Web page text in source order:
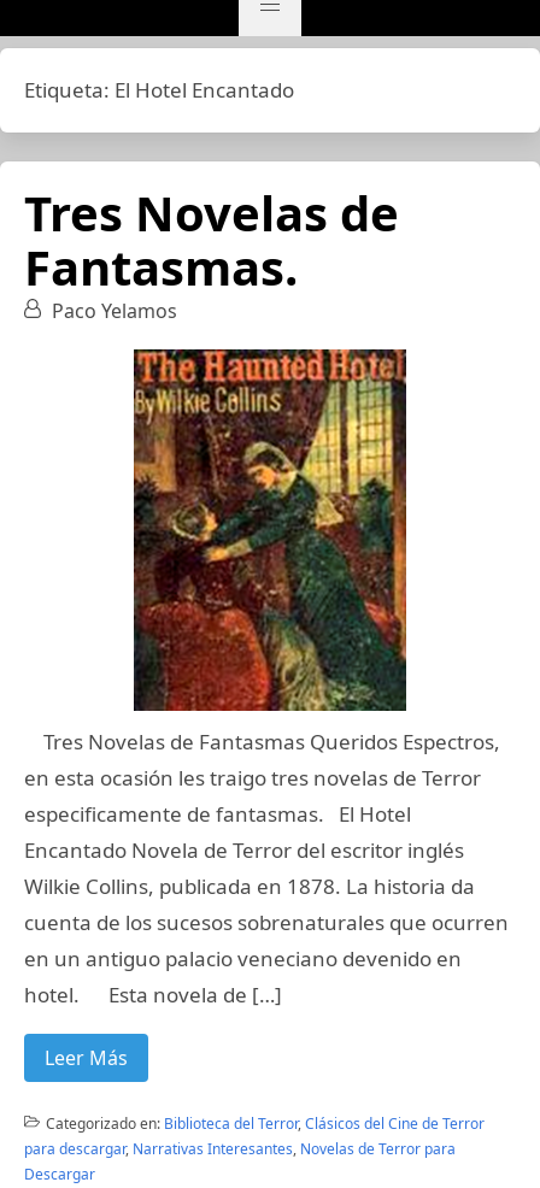
Etiqueta: El Hotel Encantado
Tres Novelas de
Fantasmas.
Paco Yelamos
Tres Novelas de Fantasmas Queridos Espectros,
en esta ocasión les traigo tres novelas de Terror
especificamente de fantasmas. El Hotel
Encantado Novela de Terror del escritor inglés
Wilkie Collins, publicada en 1878. La historia da
cuenta de los sucesos sobrenaturales que ocurren
en un antiguo palacio veneciano devenido en
hotel. Esta novela de […]
Leer Más
Categorizado en: Biblioteca del Terror,Clásicos del Cine de Terror
para descargar, Narrativas Interesantes, Novelas de Terror para
Descargar